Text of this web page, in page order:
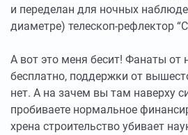
и переделан для ночных
диаметре) телескоп-рефлектор
А вот это меня бесит! Фанаты от
бесплатно, поддержки от
нет. А на зачем вы там наверху
пробиваете нормальное
хрена строительство убивает